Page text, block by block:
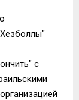
с